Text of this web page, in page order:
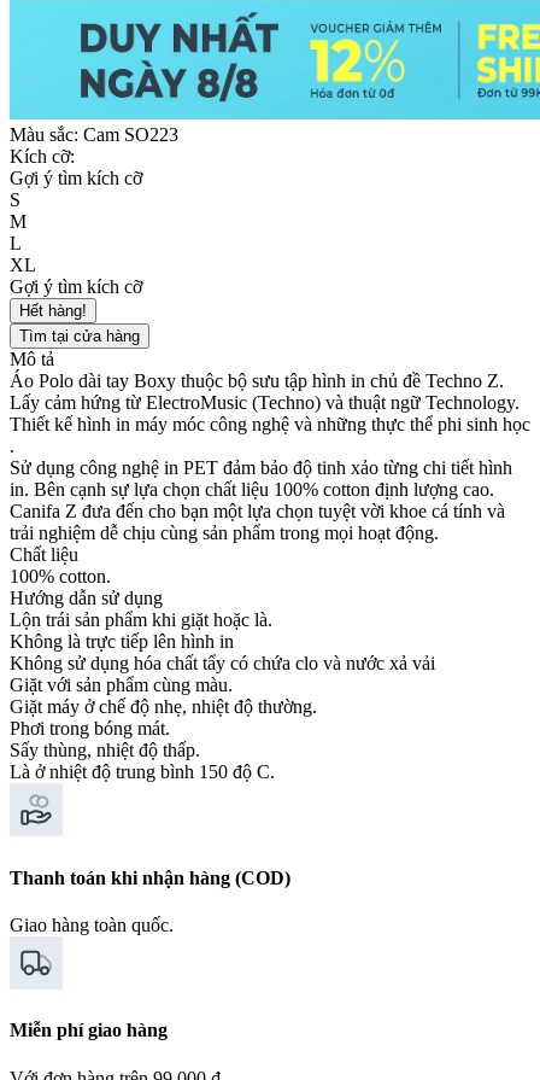
Màu sắc: Cam SO223
Kích cỡ:
Gợi ý tìm kích cỡ
S
M
L
XL
Gợi ý tìm kích cỡ
Hết hàng!
Tìm tại cửa hàng
Mô tả
Áo Polo dài tay Boxy thuộc bộ sưu tập hình in chủ đề Techno Z.
Lấy cảm hứng từ ElectroMusic (Techno) và thuật ngữ Technology.
Thiết kế hình in máy móc công nghệ và những thực thể phi sinh học
.
Sử dụng công nghệ in PET đảm bảo độ tinh xảo từng chi tiết hình
in. Bên cạnh sự lựa chọn chất liệu 100% cotton định lượng cao.
Canifa Z đưa đến cho bạn một lựa chọn tuyệt vời khoe cá tính và
trải nghiệm dễ chịu cùng sản phẩm trong mọi hoạt động.
Chất liệu
100% cotton.
Hướng dẫn sử dụng
Lộn trái sản phẩm khi giặt hoặc là.
Không là trực tiếp lên hình in
Không sử dụng hóa chất tẩy có chứa clo và nước xả vải
Giặt với sản phẩm cùng màu.
Giặt máy ở chế độ nhẹ, nhiệt độ thường.
Phơi trong bóng mát.
Sấy thùng, nhiệt độ thấp.
Là ở nhiệt độ trung bình 150 độ C.
Thanh toán khi nhận hàng (COD)
Giao hàng toàn quốc.
Miễn phí giao hàng